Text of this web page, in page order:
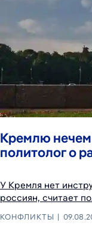
Кремлю нечем
политолог о
У Кремля нет
россиян, считает
КОНФЛИКТЫ